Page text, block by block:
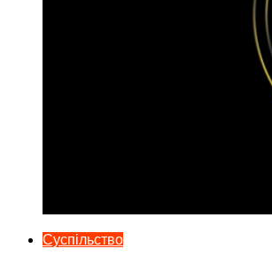
Суспільство